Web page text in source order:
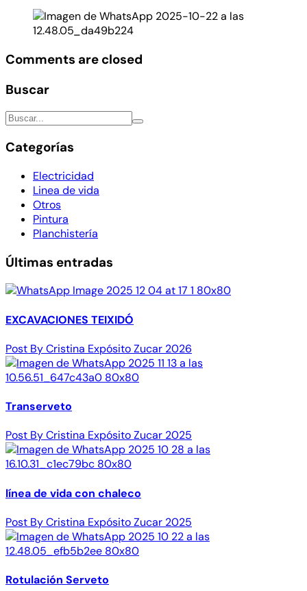
Comments are closed
Buscar
Categorías
Electricidad
Linea de vida
Otros
Pintura
Planchistería
Últimas entradas
EXCAVACIONES TEIXIDÓ
Post By Cristina Expósito Zucar 2026
Transerveto
Post By Cristina Expósito Zucar 2025
línea de vida con chaleco
Post By Cristina Expósito Zucar 2025
Rotulación Serveto